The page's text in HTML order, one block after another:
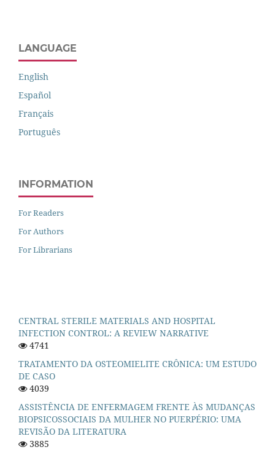
LANGUAGE
English
Español
Français
Português
INFORMATION
For Readers
For Authors
For Librarians
CENTRAL STERILE MATERIALS AND HOSPITAL
INFECTION CONTROL: A REVIEW NARRATIVE
4741
TRATAMENTO DA OSTEOMIELITE CRÔNICA: UM ESTUDO
DE CASO
4039
ASSISTÊNCIA DE ENFERMAGEM FRENTE ÀS MUDANÇAS
BIOPSICOSSOCIAIS DA MULHER NO PUERPÉRIO: UMA
REVISÃO DA LITERATURA
3885